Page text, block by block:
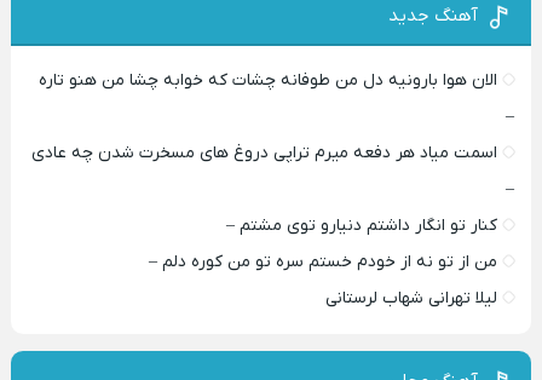
آهنگ جدید
الان هوا بارونیه دل من طوفانه چشات که خوابه چشا من هنو تاره
–
اسمت میاد هر دفعه میرم تراپی دروغ‌ های مسخرت شدن چه عادی
–
کنار تو انگار داشتم دنیارو توی مشتم –
من از تو نه از خودم خستم سره تو من کوره دلم –
لیلا تهرانی شهاب لرستانی